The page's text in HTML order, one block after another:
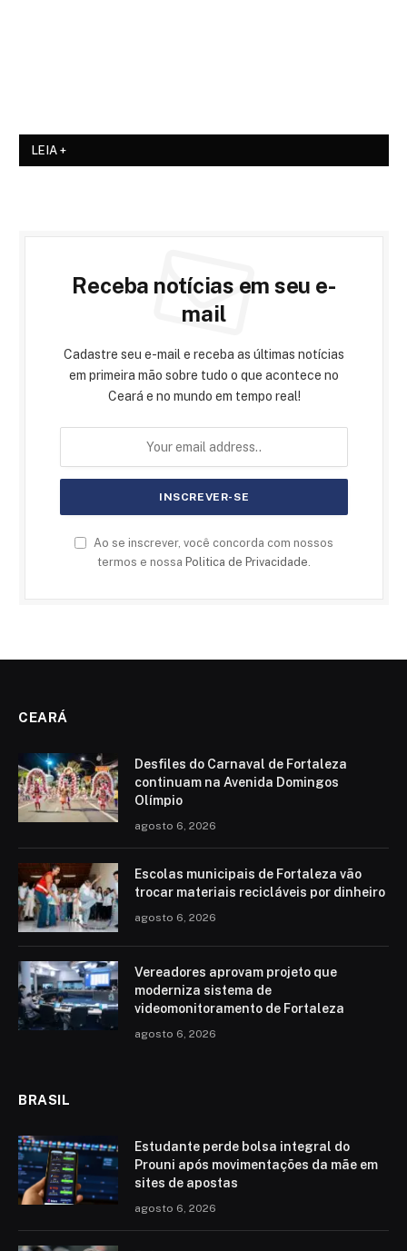
LEIA +
Receba notícias em seu e-
mail
Cadastre seu e-mail e receba as últimas notícias
em primeira mão sobre tudo o que acontece no
Ceará e no mundo em tempo real!
Ao se inscrever, você concorda com nossos
termos e nossa Politica de Privacidade
CEARÁ
Desfiles do Carnaval de Fortaleza
continuam na Avenida Domingos
Olímpio
agosto 6, 2026
Escolas municipais de Fortaleza vão
trocar materiais recicláveis por dinheiro
agosto 6, 2026
Vereadores aprovam projeto que
moderniza sistema de
videomonitoramento de Fortaleza
agosto 6, 2026
BRASIL
Estudante perde bolsa integral do
Prouni após movimentações da mãe em
sites de apostas
agosto 6, 2026